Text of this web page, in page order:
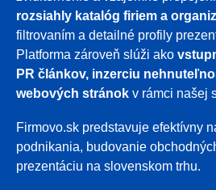
rozsiahly katalóg firiem a
filtrovaním a detailné profily
Platforma zároveň slúži ako
PR článkov, inzerciu
webových stránok v rámci našej
Firmovo.sk predstavuje efektívny
podnikania, budovanie
prezentáciu na slovenskom trhu.